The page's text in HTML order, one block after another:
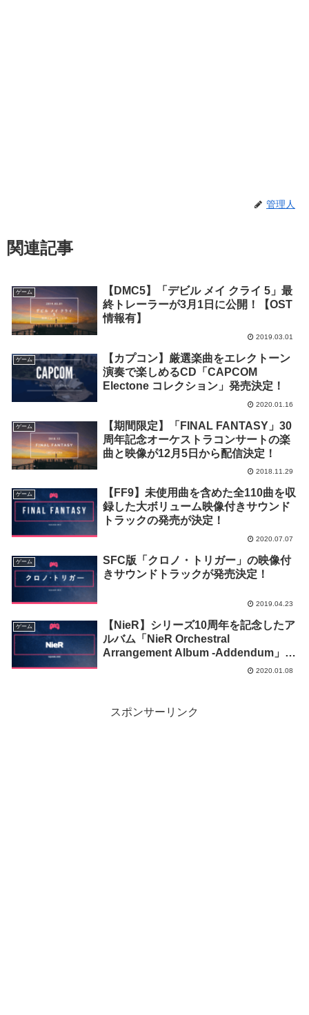
管理人
関連記事
ゲーム
【DMC5】「デビル メイ クライ 5」最
終トレーラーが3月1日に公開！【OST
情報有】
2019.03.01
ゲーム
【カプコン】厳選楽曲をエレクトーン
演奏で楽しめるCD「CAPCOM
Electone コレクション」発売決定！
2020.01.16
ゲーム
【期間限定】「FINAL FANTASY」30
周年記念オーケストラコンサートの楽
曲と映像が12月5日から配信決定！
2018.11.29
ゲーム
【FF9】未使用曲を含めた全110曲を収
録した大ボリューム映像付きサウンド
トラックの発売が決定！
2020.07.07
ゲーム
SFC版「クロノ・トリガー」の映像付
きサウンドトラックが発売決定！
2019.04.23
ゲーム
【NieR】シリーズ10周年を記念したア
ルバム「NieR Orchestral
Arrangement Album -Addendum」が
2020.01.08
スポンサーリンク